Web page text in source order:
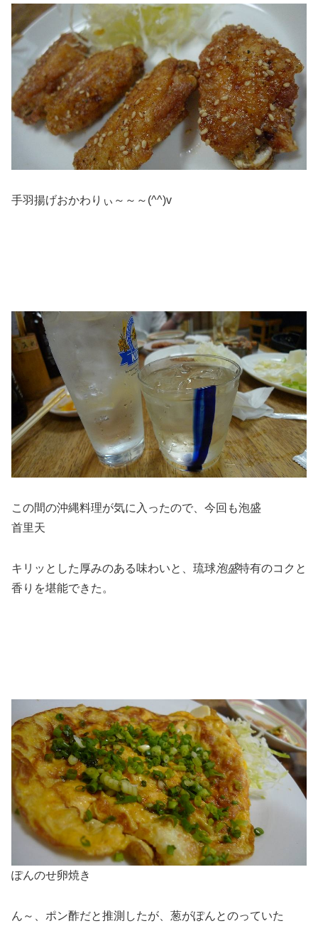
手羽揚げおかわりぃ～～～(^^)v
この間の沖縄料理が気に入ったので、今回も泡盛
首里天
キリッとした厚みのある味わいと、琉球泡盛特有のコクと
香りを堪能できた。
ぽんのせ卵焼き
ん～、ポン酢だと推測したが、葱がぽんとのっていた